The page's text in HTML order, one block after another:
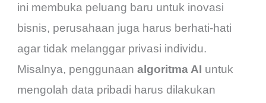
ini membuka peluang baru untuk inovasi
bisnis, perusahaan juga harus berhati-hati
agar tidak melanggar privasi individu.
Misalnya, penggunaanalgoritma AI untuk
mengolah data pribadi harus dilakukan